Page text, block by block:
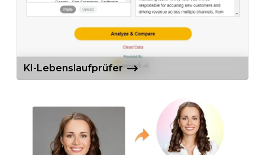
KI-Lebenslaufprüfer